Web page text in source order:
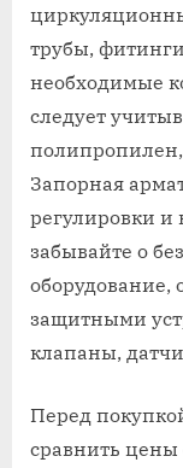
трубы,
необходимые
следует
полипропилен,
Запорная
регулировки и
забывайте о
защитными
клапаны,
Перед
сравнить цены